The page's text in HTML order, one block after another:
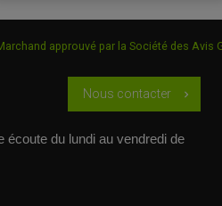
approuvé par la Société des Avis
Nous contacter chevron_right
écoute du lundi au vendredi de